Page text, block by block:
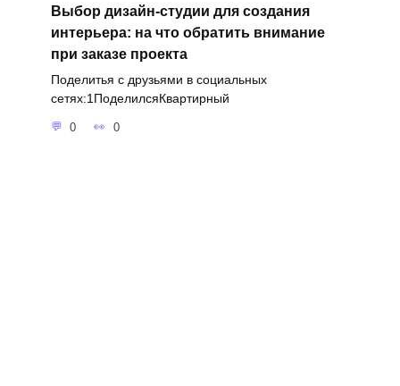
Выбор дизайн-студии для создания
интерьера: на что обратить внимание
при заказе проекта
Поделитья с друзьями в социальных
сетях:1ПоделилсяКвартирный
0 0